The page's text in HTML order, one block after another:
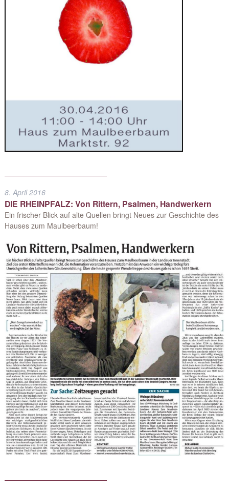
8. April 2016
DIE RHEINPFALZ: Von Rittern, Psalmen, Handwerkern
Ein frischer Blick auf alte Quellen bringt Neues zur Geschichte des
Hauses zum Maulbeerbaum!